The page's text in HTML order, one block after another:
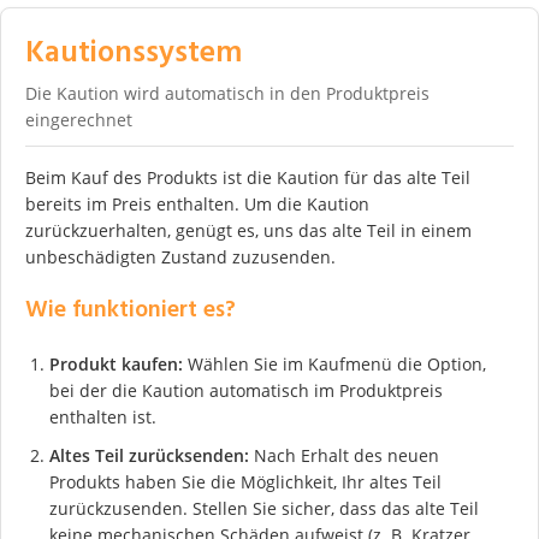
Kautionssystem
Die Kaution wird automatisch in den Produktpreis
eingerechnet
Beim Kauf des Produkts ist die Kaution für das alte Teil
bereits im Preis enthalten. Um die Kaution
zurückzuerhalten, genügt es, uns das alte Teil in einem
unbeschädigten Zustand zuzusenden.
Wie funktioniert es?
Produkt kaufen: Wählen Sie im Kaufmenü die Option,
bei der die Kaution automatisch im Produktpreis
enthalten ist.
Altes Teil zurücksenden: Nach Erhalt des neuen
Produkts haben Sie die Möglichkeit, Ihr altes Teil
zurückzusenden. Stellen Sie sicher, dass das alte Teil